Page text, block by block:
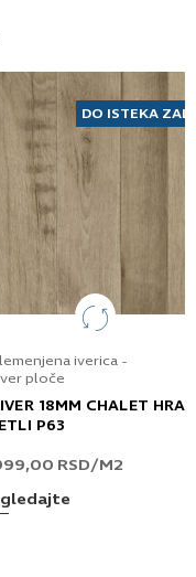
DO ISTEKA
iverica -
ploče
18MM CHALET
P63
RSD/M2